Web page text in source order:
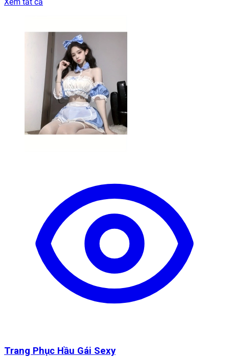
Xem tất cả
Trang Phục Hầu Gái Sexy